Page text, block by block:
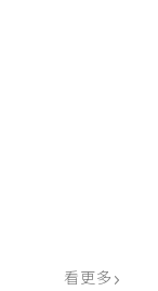
看更多